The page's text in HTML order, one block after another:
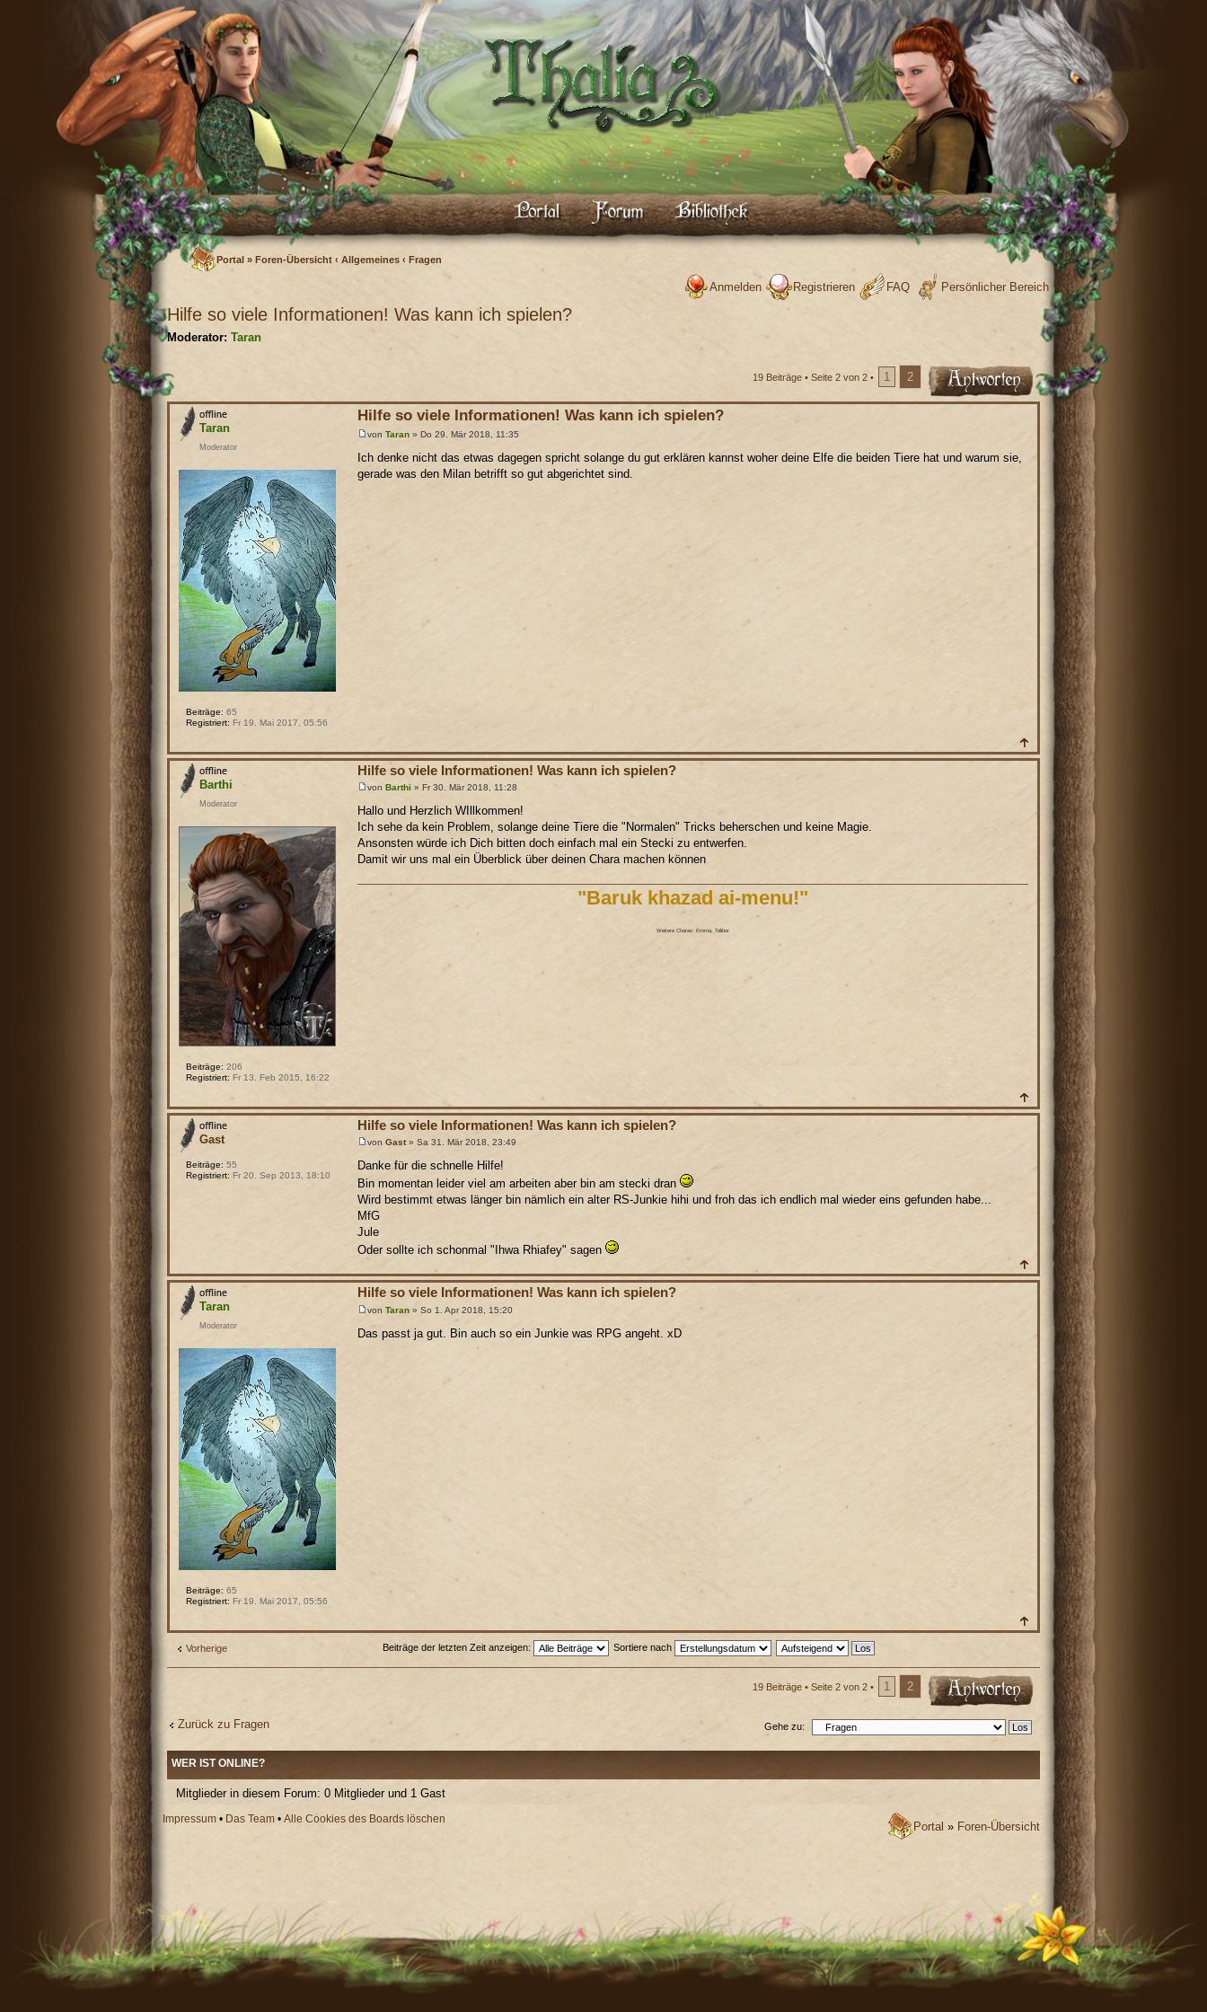
Portal » Foren-Übersicht ‹ Allgemeines ‹ Fragen
Persönlicher Bereich
FAQ
Registrieren
Anmelden
Hilfe so viele Informationen! Was kann ich spielen?
Moderator: Taran
19 Beiträge • Seite 2von 2• 1 2
Hilfe so viele Informationen! Was kann ich spielen?
von Taran» Do 29. Mär 2018, 11:35
Ich denke nicht das etwas dagegen spricht solange du gut erklären kannst woher deine Elfe die beiden Tiere hat und warum sie,
gerade was den Milan betrifft so gut abgerichtet sind.
Taran
Moderator
Beiträge: 65
Registriert: Fr 19. Mai 2017, 05:56
Hilfe so viele Informationen! Was kann ich spielen?
von Barthi » Fr 30. Mär 2018, 11:28
Hallo und Herzlich WIllkommen!
Ich sehe da kein Problem, solange deine Tiere die "Normalen" Tricks beherschen und keine Magie.
Ansonsten würde ich Dich bitten doch einfach mal ein Stecki zu entwerfen.
Damit wir uns mal ein Überblick über deinen Chara machen können
"Baruk khazad ai-menu!"
Weitere Charas: Emma, Talibor
Barthi
Moderator
Beiträge: 206
Registriert: Fr 13. Feb 2015, 16:22
Hilfe so viele Informationen! Was kann ich spielen?
von Gast» Sa 31. Mär 2018, 23:49
Danke für die schnelle Hilfe!
Bin momentan leider viel am arbeiten aber bin am stecki dran
Wird bestimmt etwas länger bin nämlich ein alter RS-Junkie hihi und froh das ich endlich mal wieder eins gefunden habe...
MfG
Jule
Oder sollte ich schonmal "Ihwa Rhiafey" sagen
Gast
Beiträge: 55
Registriert: Fr 20. Sep 2013, 18:10
Hilfe so viele Informationen! Was kann ich spielen?
von Taran» So 1. Apr 2018, 15:20
Das passt ja gut. Bin auch so ein Junkie was RPG angeht. xD
Taran
Moderator
Beiträge: 65
Registriert: Fr 19. Mai 2017, 05:56
Vorherige Beiträge der letzten Zeit anzeigen: Sortiere nach
19 Beiträge • Seite 2von 2• 1 2
Zurück zu Fragen Gehe zu:
WER IST ONLINE?
Mitglieder in diesem Forum: 0 Mitglieder und 1 Gast
Portal » Foren-Übersicht
Impressum • Das Team •Alle Cookies des Boards löschen